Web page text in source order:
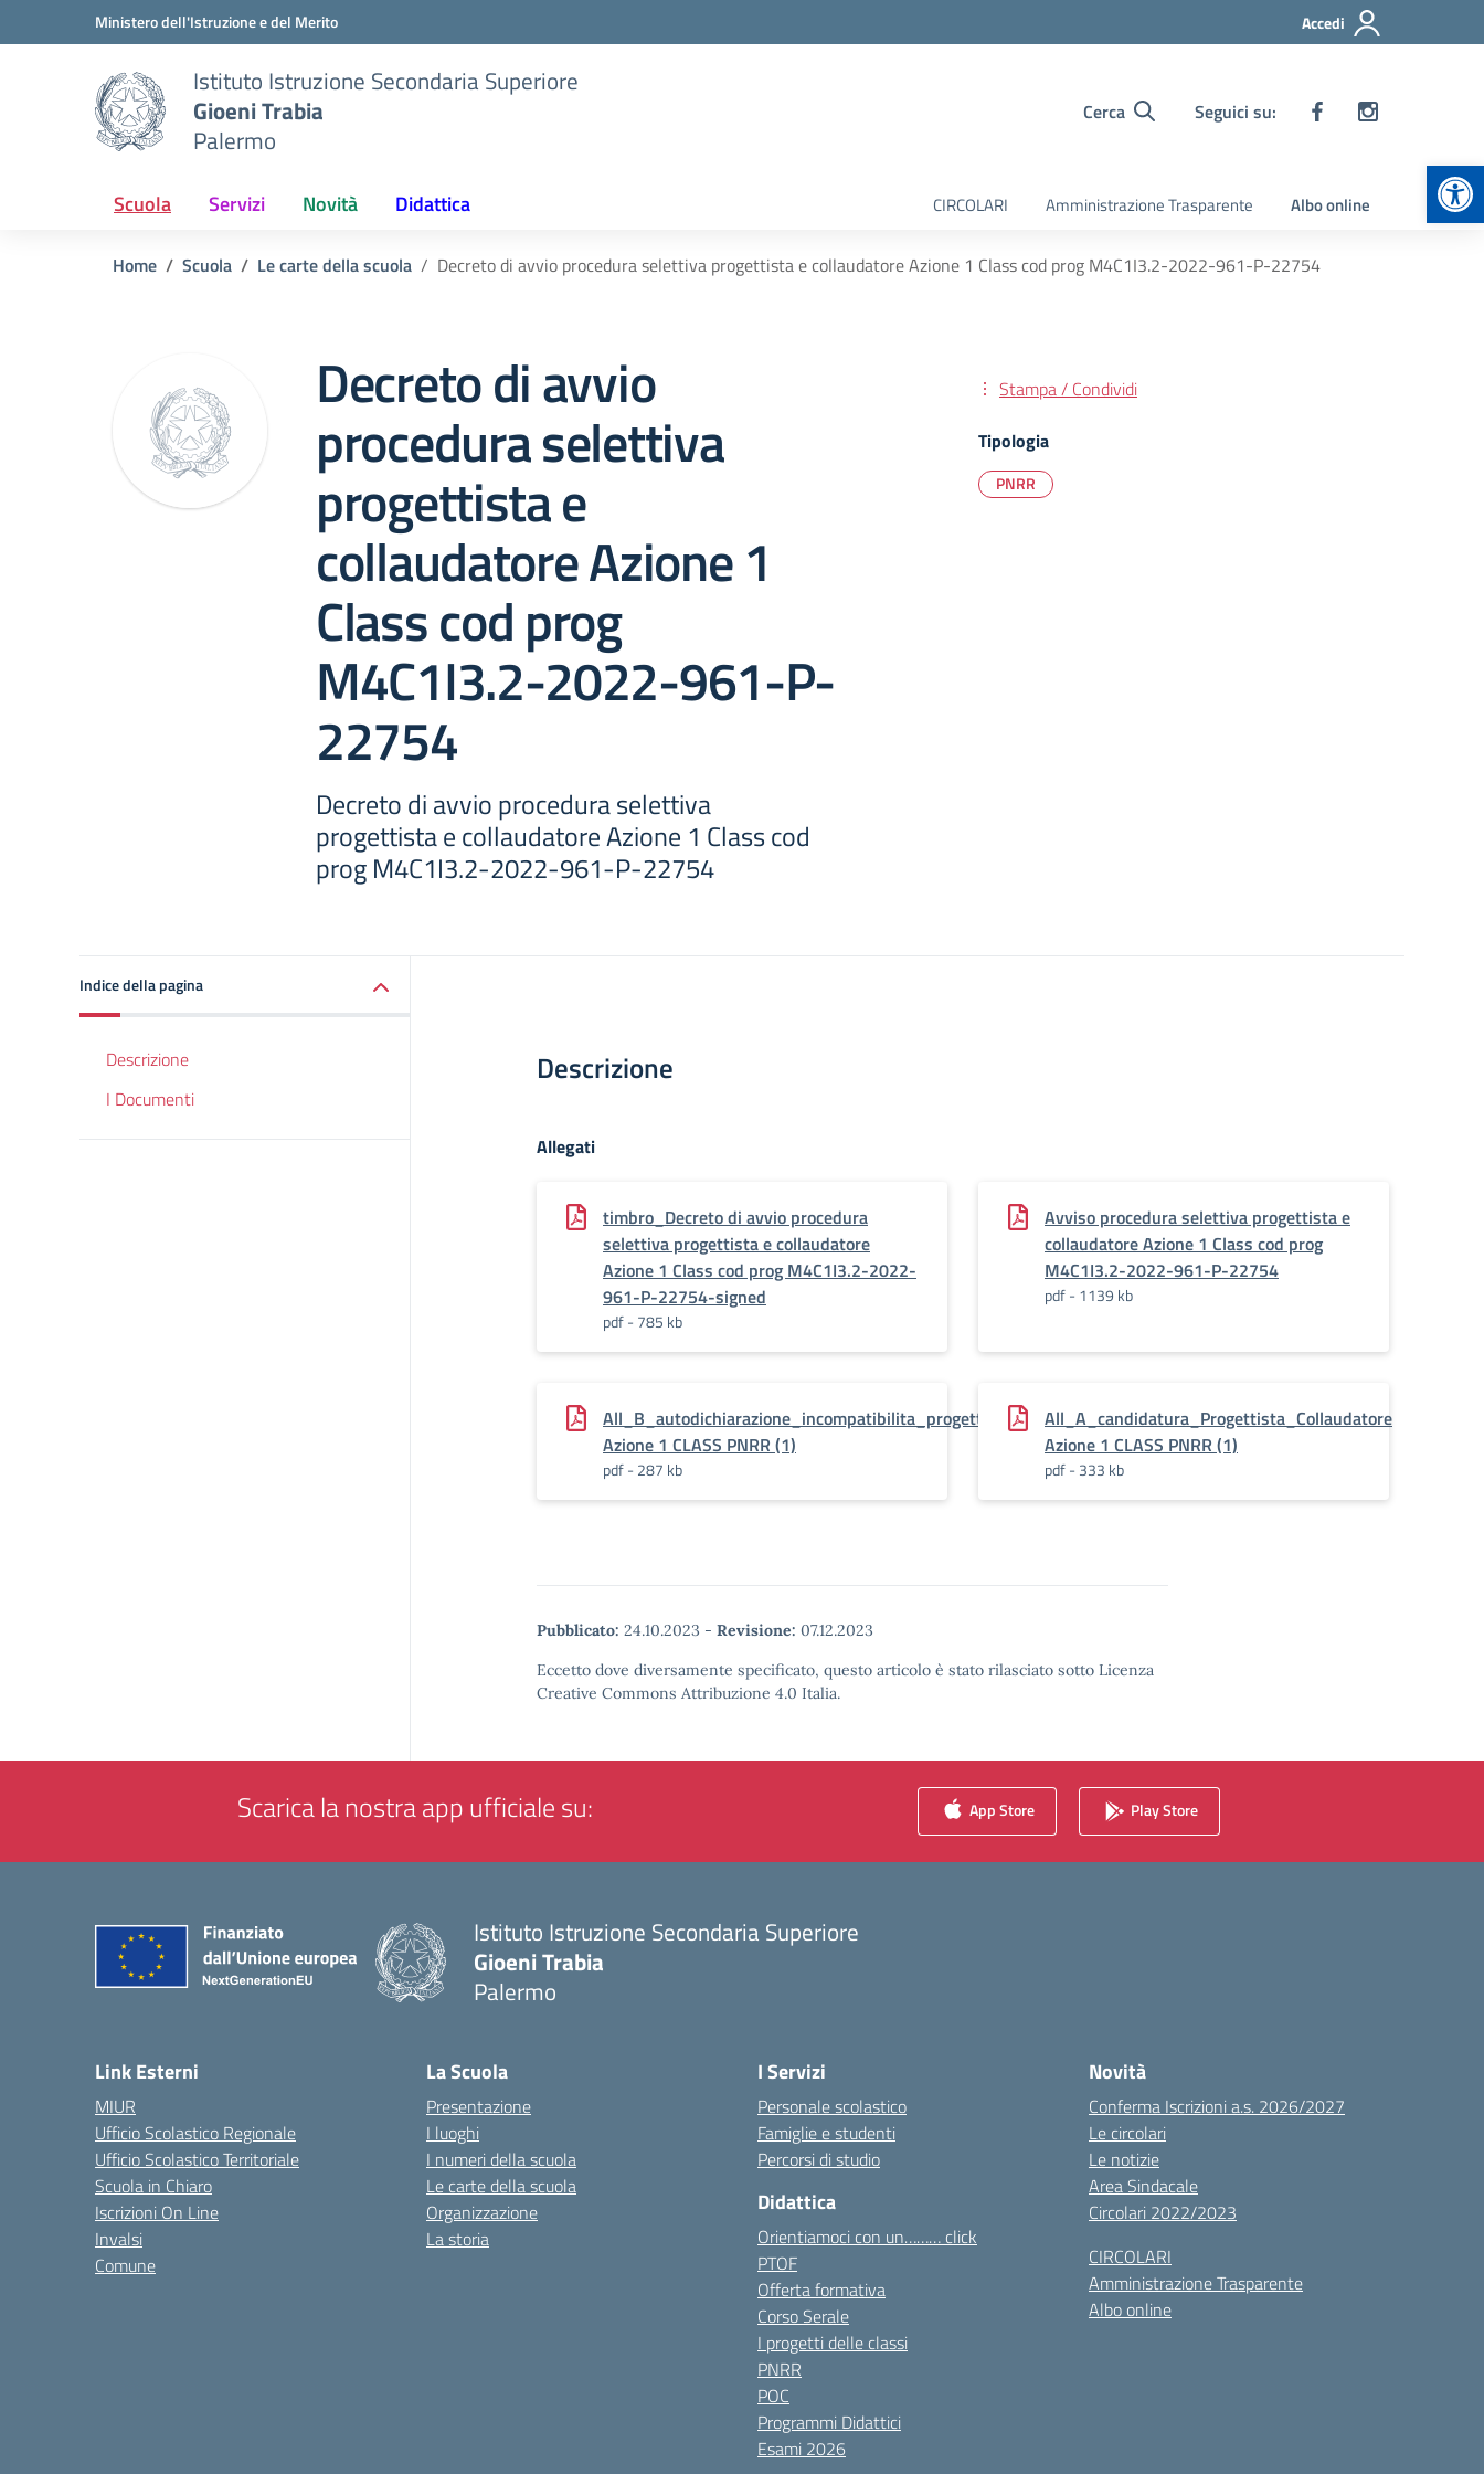
Vai ai contenuti
Vai al menu di navigazioneMinistero dell'Istruzione e del Merito Accedi
Istituto Istruzione Secondaria Superiore
Gioeni Trabia
Palermo
Cerca Seguici su:
Scuola Servizi Novità Didattica CIRCOLARI Amministrazione Trasparente Albo online
Home Scuola Le carte della scuola Decreto di avvio procedura selettiva progettista e collaudatore Azione 1 Class cod prog M4C1I3.2-2022-961-P-22754
Decreto di avvio
procedura selettiva
progettista e
collaudatore Azione 1
Class cod prog
M4C1I3.2-2022-961-P-
22754
Decreto di avvio procedura selettiva
progettista e collaudatore Azione 1 Class cod
prog M4C1I3.2-2022-961-P-22754
Stampa / Condividi
Tipologia
PNRR
Indice della pagina
Descrizione
I Documenti
Descrizione
Allegati
timbro_Decreto di avvio procedura
selettiva progettista e collaudatore
Azione 1 Class cod prog M4C1I3.2-2022-
961-P-22754-signed
pdf - 785 kb
Avviso procedura selettiva progettista e
collaudatore Azione 1 Class cod prog
M4C1I3.2-2022-961-P-22754
pdf - 1139 kb
All_B_autodichiarazione_incompatibilita_progettista_collaudatore
Azione 1 CLASS PNRR (1)
pdf - 287 kb
All_A_candidatura_Progettista_Collaudatore
Azione 1 CLASS PNRR (1)
pdf - 333 kb
Pubblicato: 24.10.2023 - Revisione: 07.12.2023
Eccetto dove diversamente specificato, questo articolo è stato rilasciato sotto Licenza
Creative Commons Attribuzione 4.0 Italia.
Scarica la nostra app ufficiale su: App Store Play Store
Istituto Istruzione Secondaria Superiore
Gioeni Trabia
Palermo
Link Esterni
MIUR
Ufficio Scolastico Regionale
Ufficio Scolastico Territoriale
Scuola in Chiaro
Iscrizioni On Line
Invalsi
Comune
La Scuola
Presentazione
I luoghi
I numeri della scuola
Le carte della scuola
Organizzazione
La storia
I Servizi
Personale scolastico
Famiglie e studenti
Percorsi di studio
Didattica
Orientiamoci con un……… click
PTOF
Offerta formativa
Corso Serale
I progetti delle classi
PNRR
POC
Programmi Didattici
Esami 2026
Novità
Conferma Iscrizioni a.s. 2026/2027
Le circolari
Le notizie
Area Sindacale
Circolari 2022/2023
CIRCOLARI
Amministrazione Trasparente
Albo online